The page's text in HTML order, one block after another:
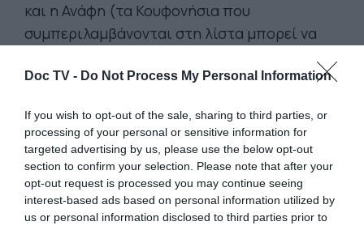
Doc TV - Do Not Process My Personal Information
If you wish to opt-out of the sale, sharing to third parties, or
processing of your personal or sensitive information for
targeted advertising by us, please use the below opt-out
section to confirm your selection. Please note that after your
opt-out request is processed you may continue seeing
interest-based ads based on personal information utilized by
us or personal information disclosed to third parties prior to
και η Ανάφη (τα Κουφονήσια που
συμπεριλαμβάνονται στη λίστα μπορεί να
ξεχνάμε πως το ένα από αυτά είναι σχεδόν
μεταξύ τους με καθημερινές ημερήσιες
εκδρομές που γίνονται με καραβάκια (για
παράδειγμα αν επιλέξουμε έναν κυκλαδίτικο
προορισμό, το πλοιαράκι Εξπρές Σκοπελίτης
μπορεί να μας κάνει τουρ στα γύρω νησιά, σε